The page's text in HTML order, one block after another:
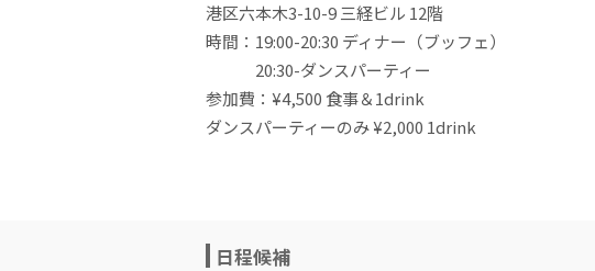
港区六本木3-10-9 三経ビル 12階
時間：19:00-20:30 ディナー（ブッフェ）
20:30-ダンスパーティー
参加費：¥4,500 食事＆1drink
ダンスパーティーのみ ¥2,000 1drink
日程候補